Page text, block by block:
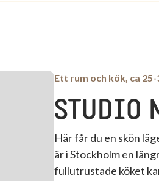
Ett rum och kök, ca 25-
STUDIO
Här får du en skön
är i Stockholm en
fullutrustade köket